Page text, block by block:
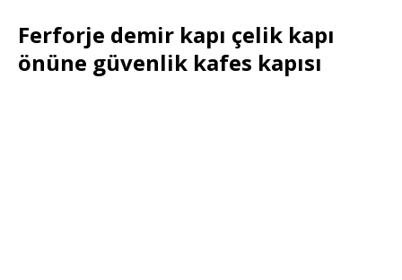
Ferforje demir kapı çelik kapı
önüne güvenlik kafes kapısı